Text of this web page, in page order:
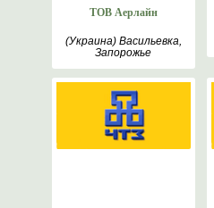
ТОВ Аерлайн
(Украина) Васильевка,
Запорожье